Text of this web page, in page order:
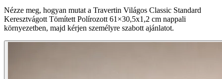
Nézze meg, hogyan mutat a Travertin Világos Classic Standard
Keresztvágott Tömített Polírozott 61×30,5x1,2 cm nappali
környezetben, majd kérjen személyre szabott ajánlatot.